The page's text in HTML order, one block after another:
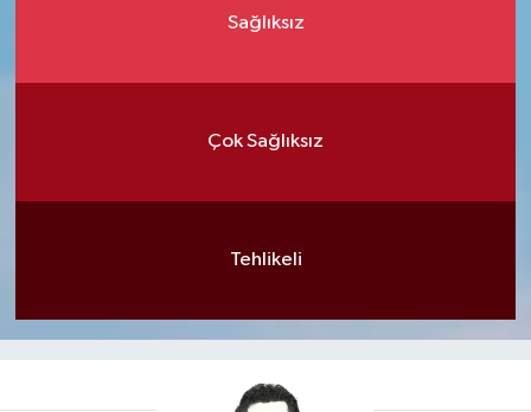
Sağlıksız
Çok Sağlıksız
Tehlikeli